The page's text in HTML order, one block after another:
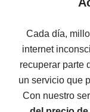
Cómo
Reembolso
Cada día,
internet
recuperar parte
un servicio que
Con nuestro